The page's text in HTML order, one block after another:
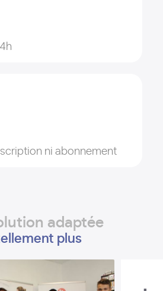
ni abonnement
adaptée
plus